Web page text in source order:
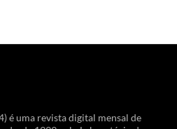
é uma revista digital mensal de